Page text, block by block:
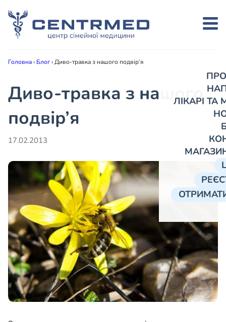
ЛІКАРІ
Головна› Блог›Диво-травка з нашого подвір’я
Диво-травка з нашого
подвір’я
17.02.2013